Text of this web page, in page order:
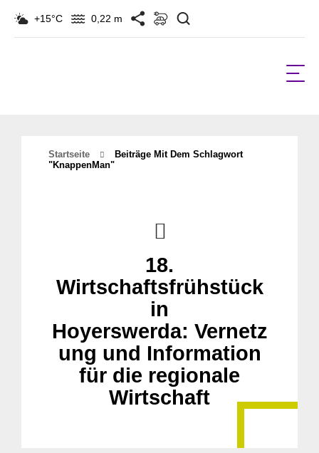
+15°C 0,22 m
Startseite
Beiträge Mit Dem Schlagwort
"KnappenMan"
18.
Wirtschaftsfrühstück
in
Hoyerswerda: Vernetz
ung und Information
für die regionale
Wirtschaft